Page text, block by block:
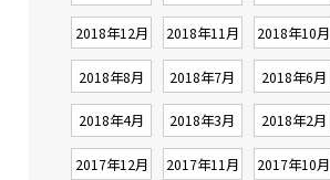
2018年12月 2018年11月 2018年10月
2018年8月 2018年7月 2018年6月
2018年4月 2018年3月 2018年2月
2017年12月 2017年11月 2017年10月